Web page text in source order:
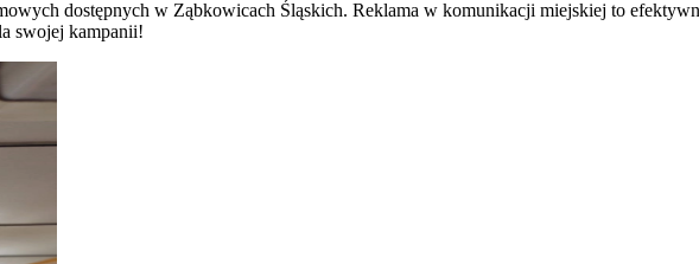
dostępnych w Ząbkowicach Śląskich. Reklama w komunikacji miejskiej to
swojej kampanii!